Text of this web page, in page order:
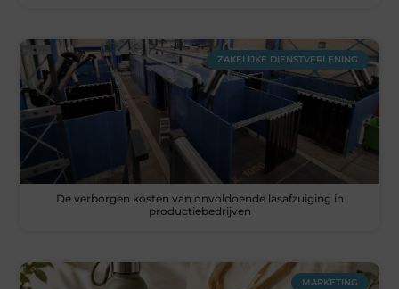
ZAKELIJKE DIENSTVERLENING
De verborgen kosten van onvoldoende lasafzuiging in
productiebedrijven
MARKETING